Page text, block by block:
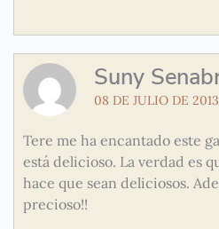
Suny
08 DE JULIO DE
Tere me ha encantado este
está delicioso. La verdad es
hace que sean deliciosos.
precioso!!